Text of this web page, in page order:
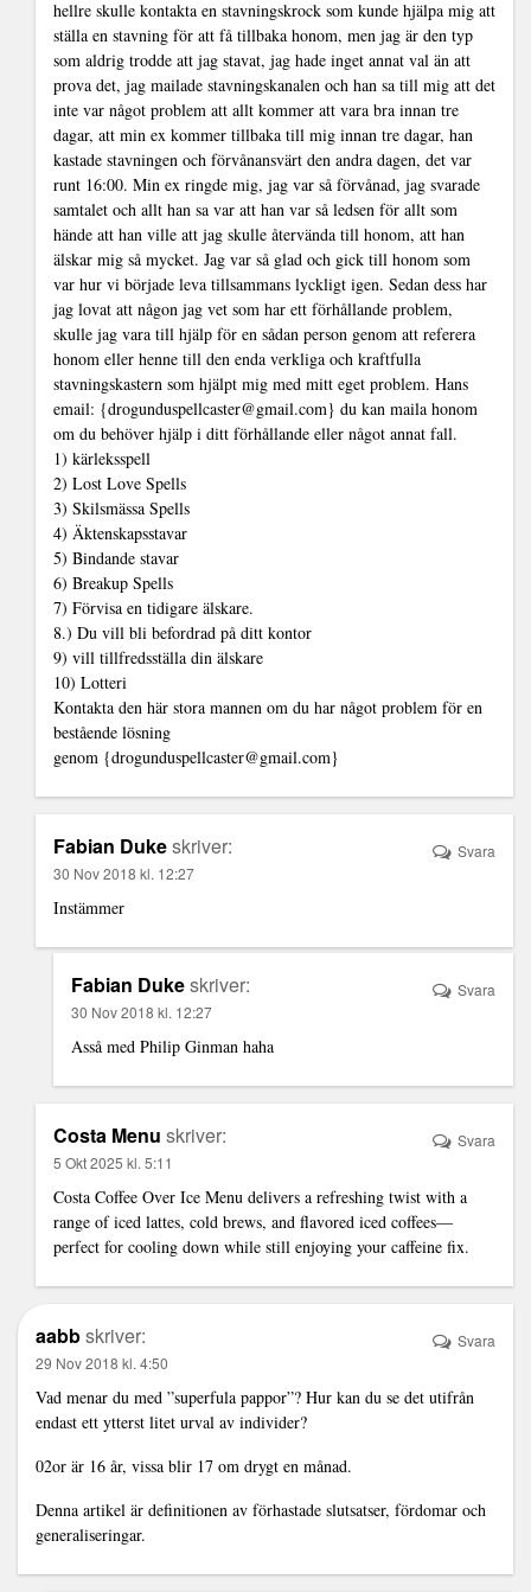
hellre skulle kontakta en stavningskrock som kunde hjälpa mig att
ställa en stavning för att få tillbaka honom, men jag är den typ
som aldrig trodde att jag stavat, jag hade inget annat val än att
prova det, jag mailade stavningskanalen och han sa till mig att det
inte var något problem att allt kommer att vara bra innan tre
dagar, att min ex kommer tillbaka till mig innan tre dagar, han
kastade stavningen och förvånansvärt den andra dagen, det var
runt 16:00. Min ex ringde mig, jag var så förvånad, jag svarade
samtalet och allt han sa var att han var så ledsen för allt som
hände att han ville att jag skulle återvända till honom, att han
älskar mig så mycket. Jag var så glad och gick till honom som
var hur vi började leva tillsammans lyckligt igen. Sedan dess har
jag lovat att någon jag vet som har ett förhållande problem,
skulle jag vara till hjälp för en sådan person genom att referera
honom eller henne till den enda verkliga och kraftfulla
stavningskastern som hjälpt mig med mitt eget problem. Hans
email: {drogunduspellcaster@gmail.com} du kan maila honom
om du behöver hjälp i ditt förhållande eller något annat fall.
1) kärleksspell
2) Lost Love Spells
3) Skilsmässa Spells
4) Äktenskapsstavar
5) Bindande stavar
6) Breakup Spells
7) Förvisa en tidigare älskare.
8.) Du vill bli befordrad på ditt kontor
9) vill tillfredsställa din älskare
10) Lotteri
Kontakta den här stora mannen om du har något problem för en
bestående lösning
genom {drogunduspellcaster@gmail.com}
Fabian Dukeskriver:
30 Nov 2018 kl. 12:27
Instämmer
Svara
Fabian Dukeskriver:
30 Nov 2018 kl. 12:27
Asså med Philip Ginman haha
Svara
Costa Menu skriver:
5 Okt 2025 kl. 5:11
Costa Coffee Over Ice Menu delivers a refreshing twist with a
range of iced lattes, cold brews, and flavored iced coffees—
perfect for cooling down while still enjoying your caffeine fix.
Svara
aabbskriver:
29 Nov 2018 kl. 4:50
Vad menar du med ”superfula pappor”? Hur kan du se det utifrån
endast ett ytterst litet urval av individer?
02or är 16 år, vissa blir 17 om drygt en månad.
Denna artikel är definitionen av förhastade slutsatser, fördomar och
generaliseringar.
Svara